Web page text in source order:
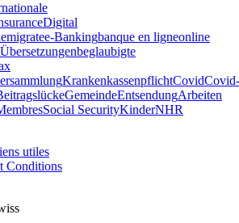
Digital
emigratee-Bankingbanque en ligneonline
Übersetzungenbeglaubigte
KrankenkassenpflichtCovidCovid-
GemeindeEntsendungArbeiten
Social SecurityKinderNHR
utiles
Conditions